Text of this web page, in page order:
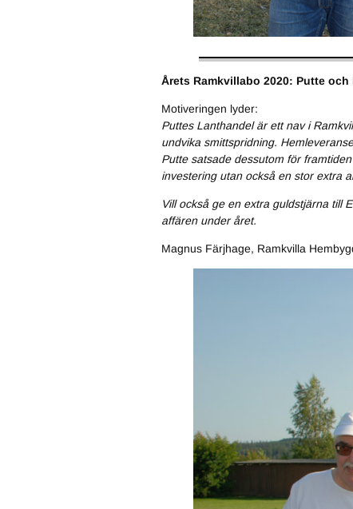
Årets Ramkvillabo 2020: Putte
Motiveringen lyder:
Puttes Lanthandel är ett nav i
undvika smittspridning.
Putte satsade dessutom för
investering utan också en stor extra
Vill också ge en extra guldstjärna till
affären under året.
Magnus Färjhage, Ramkvilla